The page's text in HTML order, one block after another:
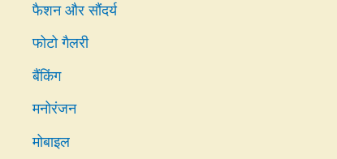
फैशन और सौंदर्य
फोटो गैलरी
बैंकिंग
मनोरंजन
मोबाइल